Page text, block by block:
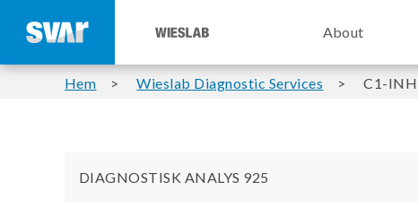
About
Hem Wieslab Diagnostic Services C1-INH
DIAGNOSTISK ANALYS 925